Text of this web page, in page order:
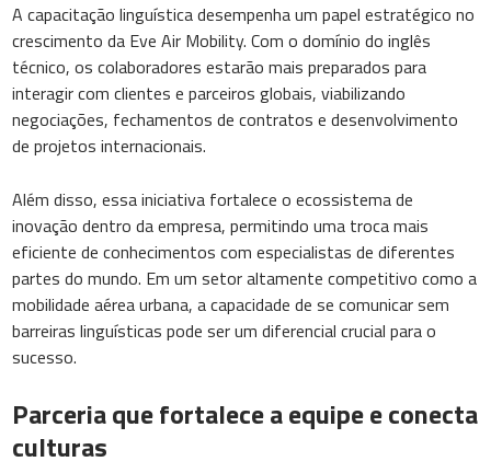
A capacitação linguística desempenha um papel estratégico no
crescimento da Eve Air Mobility. Com o domínio do inglês
técnico, os colaboradores estarão mais preparados para
interagir com clientes e parceiros globais, viabilizando
negociações, fechamentos de contratos e desenvolvimento
de projetos internacionais.
Além disso, essa iniciativa fortalece o ecossistema de
inovação dentro da empresa, permitindo uma troca mais
eficiente de conhecimentos com especialistas de diferentes
partes do mundo. Em um setor altamente competitivo como a
mobilidade aérea urbana, a capacidade de se comunicar sem
barreiras linguísticas pode ser um diferencial crucial para o
sucesso.
Parceria que fortalece a equipe e conecta
culturas